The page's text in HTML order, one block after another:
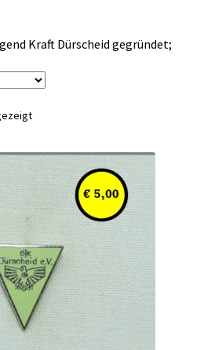
Kraft Dürscheid gegründet;